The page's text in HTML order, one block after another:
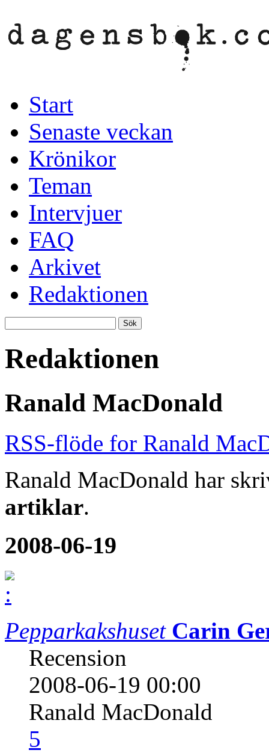
Start
Senaste veckan
Krönikor
Teman
Intervjuer
FAQ
Arkivet
Redaktionen
Redaktionen
Ranald MacDonald
RSS-flöde for Ranald
Ranald MacDonald har
artiklar.
2008-06-19
Pepparkakshuset Carin
Recension
2008-06-19 00:00
Ranald MacDonald
5